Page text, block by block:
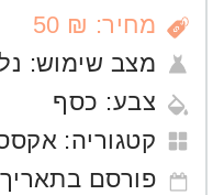
מחיר: ₪ 50
מצב שימוש:
צבע: כסף
קטגוריה:
פורסם